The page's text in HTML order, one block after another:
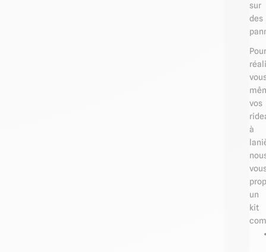
sur
des
Pour
vos
à
un
kit